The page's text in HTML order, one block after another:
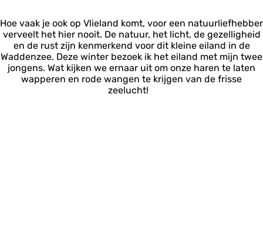
Hoe vaak je ook op Vlieland komt, voor een natuurliefhebber
verveelt het hier nooit. De natuur, het licht, de gezelligheid
en de rust zijn kenmerkend voor dit kleine eiland in de
Waddenzee. Deze winter bezoek ik het eiland met mijn twee
jongens. Wat kijken we ernaar uit om onze haren te laten
wapperen en rode wangen te krijgen van de frisse
zeelucht!